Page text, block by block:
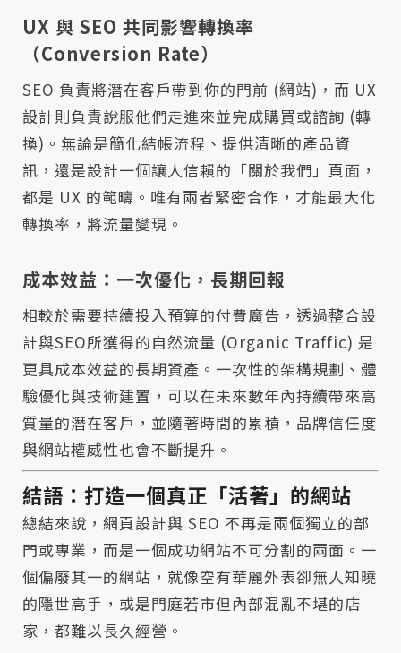
UX 與 SEO 共同影響轉換率
（Conversion Rate）
SEO 負責將潛在客戶帶到你的門前 (網站)，而 UX
設計則負責說服他們走進來並完成購買或諮詢 (轉
換)。無論是簡化結帳流程、提供清晰的產品資
訊，還是設計一個讓人信賴的「關於我們」頁面，
都是 UX 的範疇。唯有兩者緊密合作，才能最大化
轉換率，將流量變現。
成本效益：一次優化，長期回報
相較於需要持續投入預算的付費廣告，透過整合設
計與SEO所獲得的自然流量 (Organic Traffic) 是
更具成本效益的長期資產。一次性的架構規劃、體
驗優化與技術建置，可以在未來數年內持續帶來高
質量的潛在客戶，並隨著時間的累積，品牌信任度
與網站權威性也會不斷提升。
結語：打造一個真正「活著」的網站
總結來說，網頁設計與 SEO 不再是兩個獨立的部
門或專業，而是一個成功網站不可分割的兩面。一
個偏廢其一的網站，就像空有華麗外表卻無人知曉
的隱世高手，或是門庭若市但內部混亂不堪的店
家，都難以長久經營。